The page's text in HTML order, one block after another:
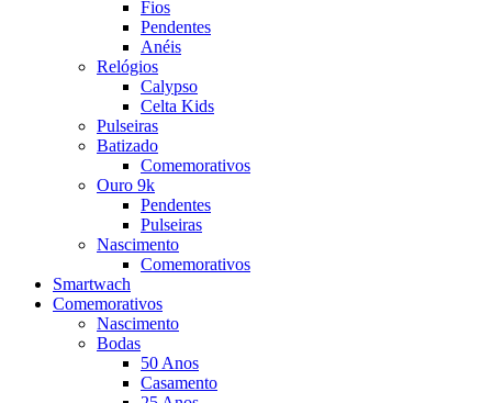
Fios
Pendentes
Anéis
Relógios
Calypso
Celta Kids
Pulseiras
Batizado
Comemorativos
Ouro 9k
Pendentes
Pulseiras
Nascimento
Comemorativos
Smartwach
Comemorativos
Nascimento
Bodas
50 Anos
Casamento